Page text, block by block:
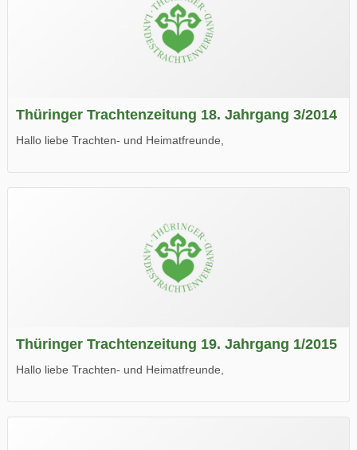
Thüringer Trachtenzeitung 18. Jahrgang 3/2014
Hallo liebe Trachten- und Heimatfreunde,
Wir wünschen Euch viel Spaß beim Lesen.
Thüringer Trachtenzeitung 19. Jahrgang 1/2015
Hallo liebe Trachten- und Heimatfreunde,
Wir wünschen Euch viel Spaß beim Lesen.